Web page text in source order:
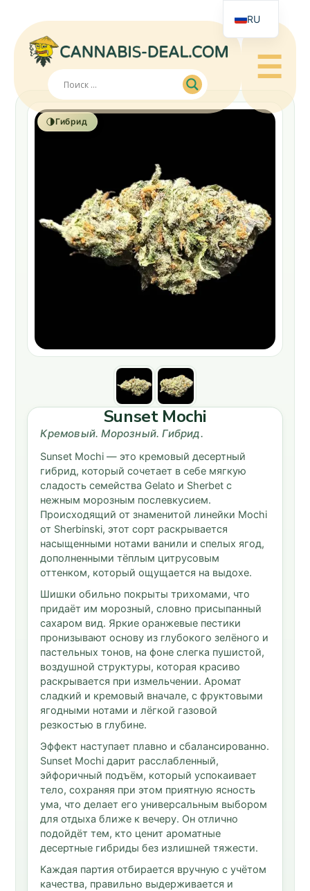
☰
Гибрид
Sunset Mochi
Кремовый. Морозный. Гибрид.
Sunset Mochi — это кремовый десертный
гибрид, который сочетает в себе мягкую
сладость семейства Gelato и Sherbet с
нежным морозным послевкусием.
Происходящий от знаменитой линейки Mochi
от Sherbinski, этот сорт раскрывается
насыщенными нотами ванили и спелых ягод,
дополненными тёплым цитрусовым
оттенком, который ощущается на выдохе.
Шишки обильно покрыты трихомами, что
придаёт им морозный, словно присыпанный
сахаром вид. Яркие оранжевые пестики
пронизывают основу из глубокого зелёного и
пастельных тонов, на фоне слегка пушистой,
воздушной структуры, которая красиво
раскрывается при измельчении. Аромат
сладкий и кремовый вначале, с фруктовыми
ягодными нотами и лёгкой газовой
резкостью в глубине.
Эффект наступает плавно и сбалансированно.
Sunset Mochi дарит расслабленный,
эйфоричный подъём, который успокаивает
тело, сохраняя при этом приятную ясность
ума, что делает его универсальным выбором
для отдыха ближе к вечеру. Он отлично
подойдёт тем, кто ценит ароматные
десертные гибриды без излишней тяжести.
Каждая партия отбирается вручную с учётом
качества, правильно выдерживается и
RU